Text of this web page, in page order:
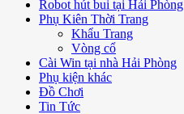
Robot hút bui tại Hải Phòng
Phụ Kiên Thời Trang
Khẩu Trang
Vòng cổ
Cài Win tại nhà Hải Phòng
Phụ kiện khác
Đồ Chơi
Tin Tức